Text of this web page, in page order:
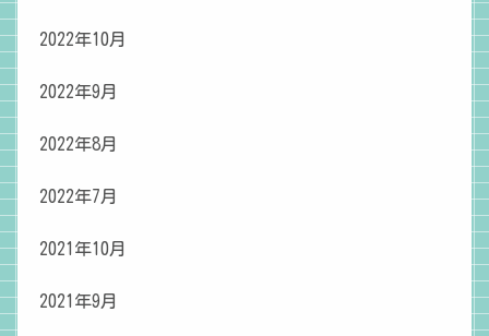
2022年10月
2022年9月
2022年8月
2022年7月
2021年10月
2021年9月